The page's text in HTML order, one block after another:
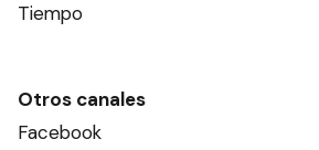
Tiempo
Otros canales
Facebook